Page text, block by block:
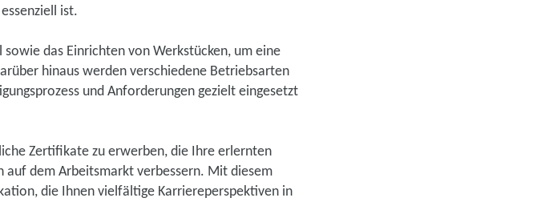
ist.
das Einrichten von Werkstücken, um eine
hinaus werden verschiedene Betriebsarten
und Anforderungen gezielt eingesetzt
Zertifikate zu erwerben, die Ihre erlernten
auf dem Arbeitsmarkt verbessern. Mit diesem
die Ihnen vielfältige Karriereperspektiven in